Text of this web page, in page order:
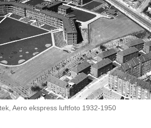
Aero ekspress luftfoto 1932-1950